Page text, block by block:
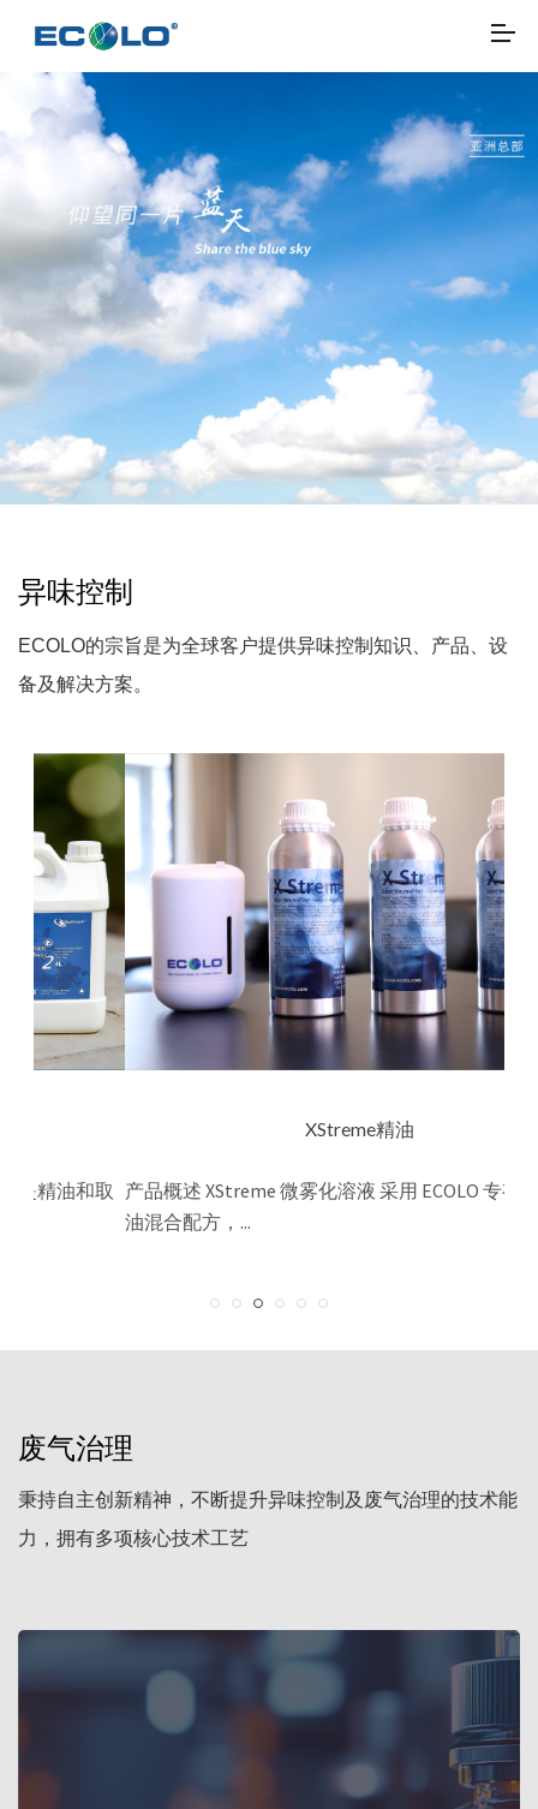
异味控制
ECOLO的宗旨是为全球客户提供异味控制知识、产品、设
备及解决方案。
是精油和取
XStreme精油
产品概述 XStreme 微雾化溶液 采用 ECOLO 专有
油混合配方，...
废气治理
秉持自主创新精神，不断提升异味控制及废气治理的技术能
力，拥有多项核心技术工艺